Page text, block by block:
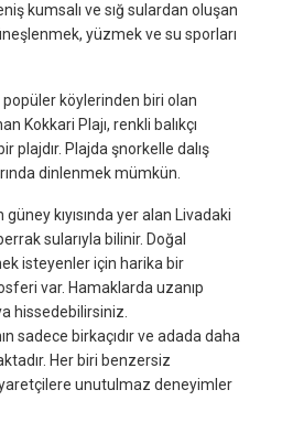
kumsalı ve sığ sulardan oluşan
yüzmek ve su sporları
köylerinden biri olan
Kokkari Plajı, renkli balıkçı
plajdır. Plajda şnorkelle dalış
dinlenmek mümkün.
kıyısında yer alan Livadaki
sularıyla bilinir. Doğal
isteyenler için harika bir
var. Hamaklarda uzanıp
hissedebilirsiniz.
sadece birkaçıdır ve adada daha
Her biri benzersiz
unutulmaz deneyimler